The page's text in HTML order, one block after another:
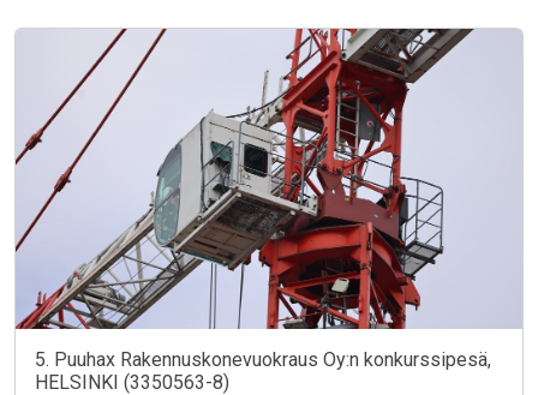
5. Puuhax Rakennuskonevuokraus Oy:n konkurssipesä,
HELSINKI (3350563-8)